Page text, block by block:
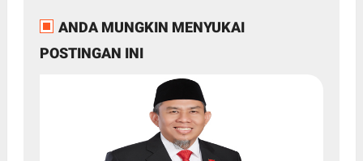
ANDA MUNGKIN MENYUKAI
POSTINGAN INI